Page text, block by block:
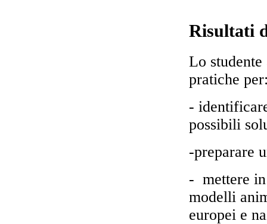
Risultati
Lo
pratiche
-
possibili
-preparare
- mettere
modelli
europei e